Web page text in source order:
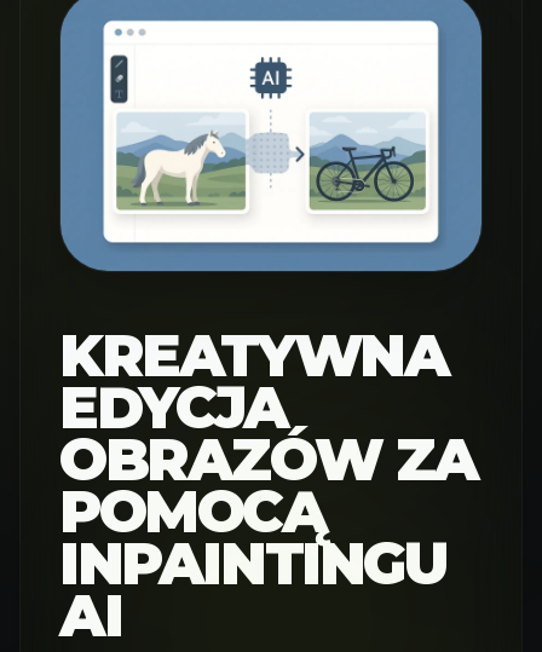
KREATYWNA
EDYCJA
OBRAZÓW ZA
POMOCĄ
INPAINTINGU
AI